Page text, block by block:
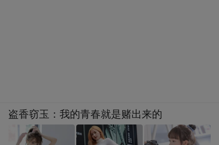
盗香窃玉：我的青春就是赌出来的